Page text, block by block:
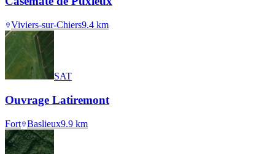
Viviers-sur-Chiers9.4 km
SAT
Ouvrage Latiremont
Fort Baslieux9.9 km